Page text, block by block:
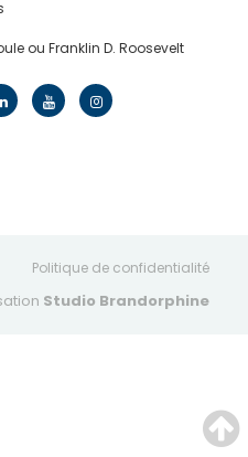
ou Franklin D. Roosevelt
Politique de confidentialité
Studio Brandorphine